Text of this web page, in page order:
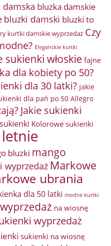
damska bluzka damskie
bluzki damski bluzki to
kurtki damskie wyprzedaż Czy
Eleganckie kurtki
sukienki włoskie fajne
dla kobiety po 50?
dla 30 latki? jakie
dla pań po 50 Allegro
Jakie sukienki
Kolorowe sukienki
letnie
bluzki mango
wyprzedaż Markowe
ubrania
dla 50 latki modne kurtki
na wiosnę
wyprzedaż
sukienki na wiosnę